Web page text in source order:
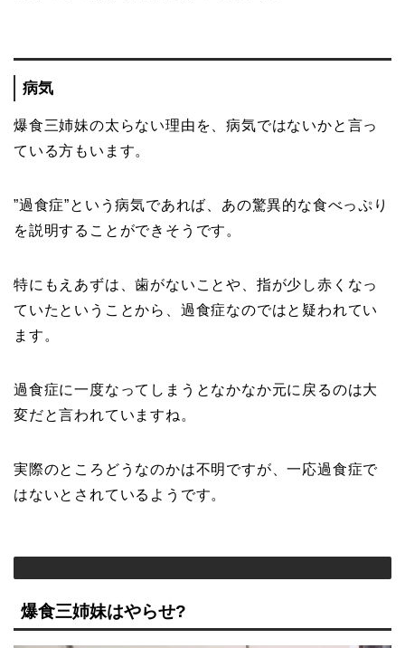
病気
爆食三姉妹の太らない理由を、病気ではないかと言っ
ている方もいます。
”過食症”という病気であれば、あの驚異的な食べっぷり
を説明することができそうです。
特にもえあずは、歯がないことや、指が少し赤くなっ
ていたということから、過食症なのではと疑われてい
ます。
過食症に一度なってしまうとなかなか元に戻るのは大
変だと言われていますね。
実際のところどうなのかは不明ですが、一応過食症で
はないとされているようです。
爆食三姉妹はやらせ?